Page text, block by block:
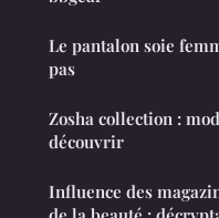
Le pantalon soie
pas
Zosha collection :
découvrir
Influence des